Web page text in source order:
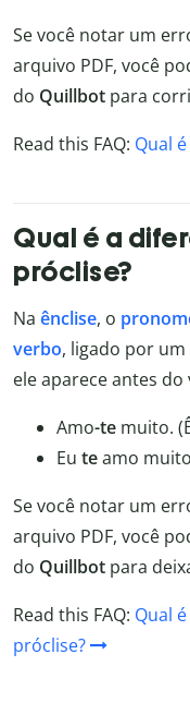
Se você notar um
arquivo PDF, você
do Quillbot para
Read this FAQ: Qual
Qual é a
próclise?
Na ênclise, o
verbo, ligado por um
ele aparece antes
Amo-te muito.
Eu teamo
Se você notar um
arquivo PDF, você
do Quillbot para
Read this FAQ: Qual
próclise?